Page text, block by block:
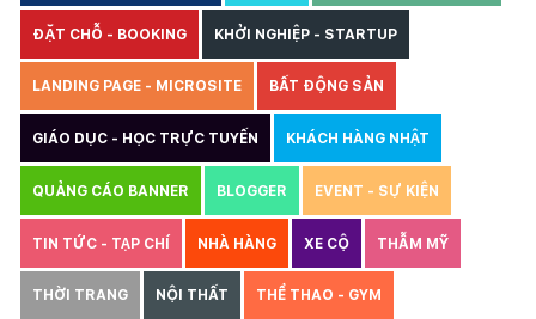
ĐẶT CHỖ - BOOKING KHỞI NGHIỆP - STARTUP
LANDING PAGE - MICROSITE BẤT ĐỘNG SẢN
GIÁO DỤC - HỌC TRỰC TUYẾN KHÁCH HÀNG NHẬT
QUẢNG CÁO BANNER BLOGGER EVENT - SỰ KIỆN
TIN TỨC - TẠP CHÍ NHÀ HÀNG XE CỘ THẪM MỸ
THỜI TRANG NỘI THẤT THỂ THAO - GYM